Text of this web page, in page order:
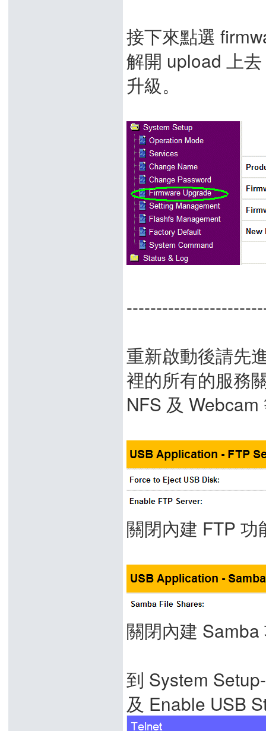
接下來點選
解開 upload 上
升級。
重新啟動後請先
裡的所有的服務
NFS 及
關閉內建 FTP 功
關閉內建 Samba
到 System
及 Enable USB